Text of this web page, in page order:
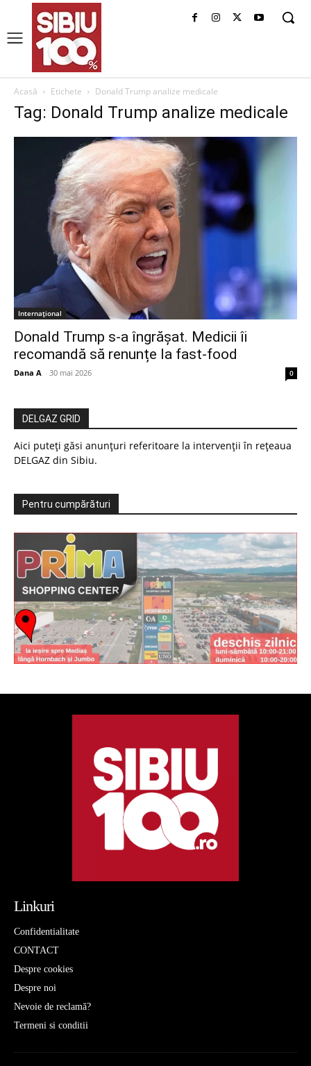
Acasă Etichete Donald Trump analize medicale
Tag: Donald Trump analize medicale
Internațional
Donald Trump s-a îngrășat. Medicii îi
recomandă să renunțe la fast-food
Dana A - 30 mai 2026 0
DELGAZ GRID
Aici puteți găsi anunțuri referitoare la intervenții în rețeaua
DELGAZ din Sibiu.
Pentru cumpărături
Linkuri
Confidentialitate
CONTACT
Despre cookies
Despre noi
Nevoie de reclamă?
Termeni si conditii